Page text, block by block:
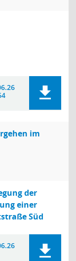
im
der
einer
Süd